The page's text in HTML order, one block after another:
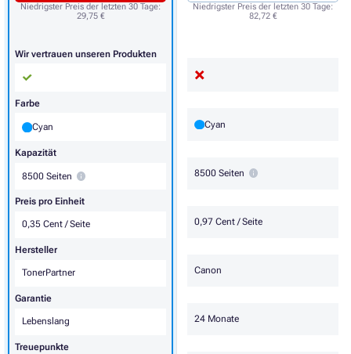
Niedrigster Preis der letzten 30 Tage:
82,72 €
Cyan
8500 Seiten
0,97 Cent / Seite
Canon
24 Monate
Niedrigster Preis der letzten 30 Tage:
29,75 €
Wir vertrauen unseren Produkten
Farbe
Cyan
Kapazität
8500 Seiten
Preis pro Einheit
0,35 Cent / Seite
Hersteller
TonerPartner
Garantie
Lebenslang
Treuepunkte